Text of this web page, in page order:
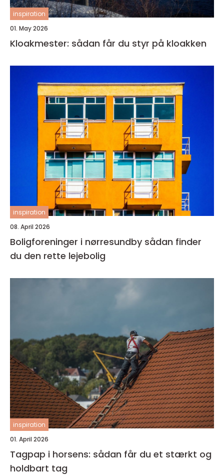
inspiration
01. May 2026
Kloakmester: sådan får du styr på kloakken
inspiration
08. April 2026
Boligforeninger i nørresundby sådan finder
du den rette lejebolig
inspiration
01. April 2026
Tagpap i horsens: sådan får du et stærkt og
holdbart tag